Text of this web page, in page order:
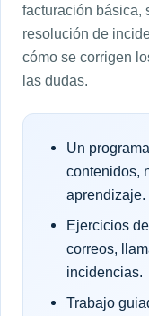
facturación básica,
resolución de
cómo se corrigen
las dudas.
Un
contenidos,
aprendizaje.
Ejercicios
correos,
incidencias.
Trabajo